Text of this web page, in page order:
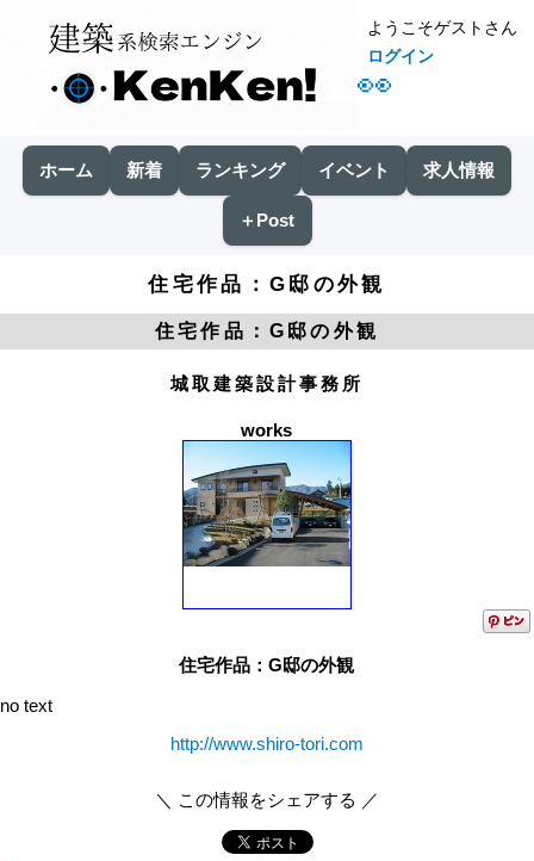
👀
ようこそゲストさん
ログイン
ホーム 新着 ランキング イベント 求人情報
＋Post
住宅作品：G邸の外観
住宅作品：G邸の外観
城取建築設計事務所
works
住宅作品：G邸の外観
no text
http://www.shiro-tori.com
＼ この情報をシェアする ／